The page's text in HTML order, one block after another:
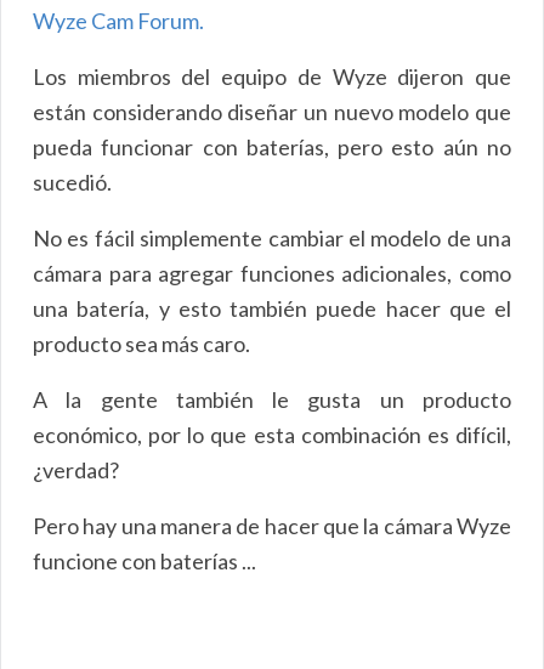
Wyze Cam Forum.
Los miembros del equipo de Wyze dijeron que
están considerando diseñar un nuevo modelo que
pueda funcionar con baterías, pero esto aún no
sucedió.
No es fácil simplemente cambiar el modelo de una
cámara para agregar funciones adicionales, como
una batería, y esto también puede hacer que el
producto sea más caro.
A la gente también le gusta un producto
económico, por lo que esta combinación es difícil,
¿verdad?
Pero hay una manera de hacer que la cámara Wyze
funcione con baterías ...